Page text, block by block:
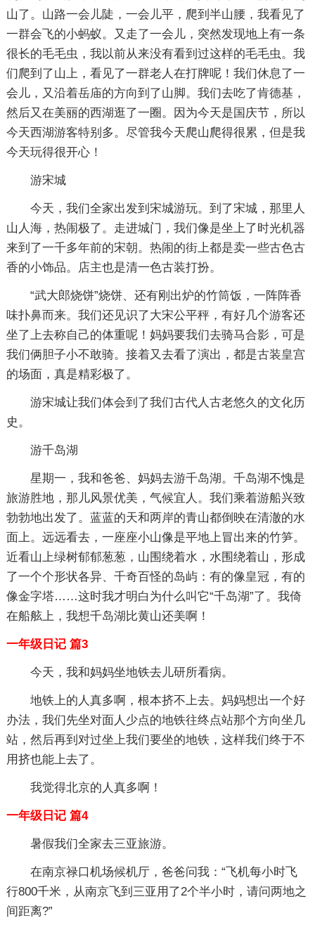
山了。山路一会儿陡，一会儿平，爬到半山腰，我看见了
一群会飞的小蚂蚁。又走了一会儿，突然发现地上有一条
很长的毛毛虫，我以前从来没有看到过这样的毛毛虫。我
们爬到了山上，看见了一群老人在打牌呢！我们休息了一
会儿，又沿着岳庙的方向到了山脚。我们去吃了肯德基，
然后又在美丽的西湖逛了一圈。因为今天是国庆节，所以
今天西湖游客特别多。尽管我今天爬山爬得很累，但是我
今天玩得很开心！
游宋城
今天，我们全家出发到宋城游玩。到了宋城，那里人
山人海，热闹极了。走进城门，我们像是坐上了时光机器
来到了一千多年前的宋朝。热闹的街上都是卖一些古色古
香的小饰品。店主也是清一色古装打扮。
“武大郎烧饼”烧饼、还有刚出炉的竹筒饭，一阵阵香
味扑鼻而来。我们还见识了大宋公平秤，有好几个游客还
坐了上去称自己的体重呢！妈妈要我们去骑马合影，可是
我们俩胆子小不敢骑。接着又去看了演出，都是古装皇宫
的场面，真是精彩极了。
游宋城让我们体会到了我们古代人古老悠久的文化历
史。
游千岛湖
星期一，我和爸爸、妈妈去游千岛湖。千岛湖不愧是
旅游胜地，那儿风景优美，气候宜人。我们乘着游船兴致
勃勃地出发了。蓝蓝的天和两岸的青山都倒映在清澈的水
面上。远远看去，一座座小山像是平地上冒出来的竹笋。
近看山上绿树郁郁葱葱，山围绕着水，水围绕着山，形成
了一个个形状各异、千奇百怪的岛屿：有的像皇冠，有的
像金字塔……这时我才明白为什么叫它“千岛湖”了。我倚
在船舷上，我想千岛湖比黄山还美啊！
一年级日记 篇3
今天，我和妈妈坐地铁去儿研所看病。
地铁上的人真多啊，根本挤不上去。妈妈想出一个好
办法，我们先坐对面人少点的地铁往终点站那个方向坐几
站，然后再到对过坐上我们要坐的地铁，这样我们终于不
用挤也能上去了。
我觉得北京的人真多啊！
一年级日记 篇4
暑假我们全家去三亚旅游。
在南京禄口机场候机厅，爸爸问我：“飞机每小时飞
行800千米，从南京飞到三亚用了2个半小时，请问两地之
间距离?”